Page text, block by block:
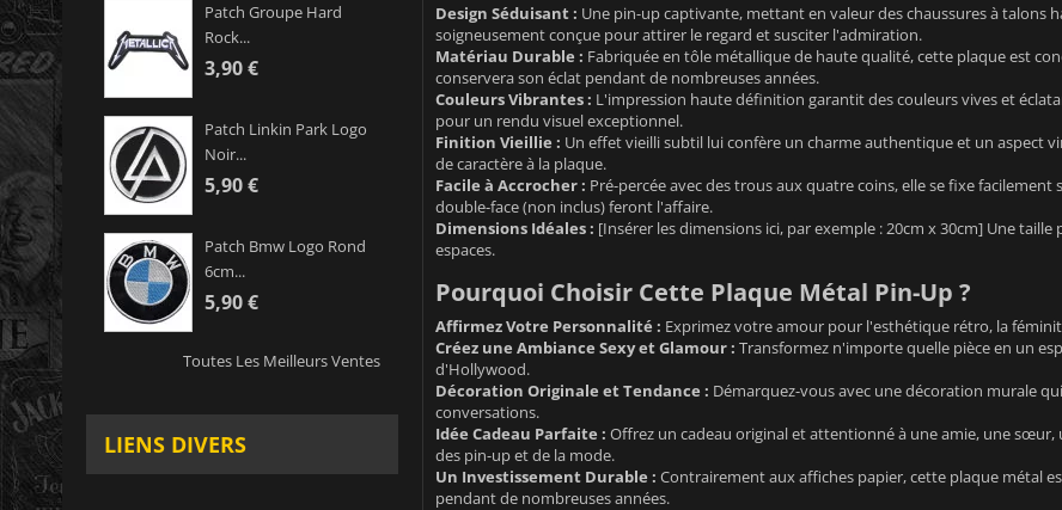
Patch Groupe Hard
Rock...
3,90 €
Patch Linkin Park Logo
Noir...
5,90 €
Patch Bmw Logo Rond
6cm...
5,90 €
Toutes Les Meilleurs Ventes
LIENS DIVERS
Design Séduisant : Une pin-up captivante, mettant en valeur des chaussures à talons
soigneusement conçue pour attirer le regard et susciter l'admiration.
Matériau Durable : Fabriquée en tôle métallique de haute qualité, cette plaque est
conservera son éclat pendant de nombreuses années.
Couleurs Vibrantes : L'impression haute définition garantit des couleurs vives et
pour un rendu visuel exceptionnel.
Finition Vieillie : Un effet vieilli subtil lui confère un charme authentique et un aspect
de caractère à la plaque.
Facile à Accrocher : Pré-percée avec des trous aux quatre coins, elle se fixe
double-face (non inclus) feront l'affaire.
Dimensions Idéales : [Insérer les dimensions ici, par exemple : 20cm x 30cm] Une
espaces.
Pourquoi Choisir Cette Plaque Métal Pin-Up ?
Affirmez Votre Personnalité : Exprimez votre amour pour l'esthétique rétro, la
Créez une Ambiance Sexy et Glamour : Transformez n'importe quelle pièce en un
d'Hollywood.
Décoration Originale et Tendance : Démarquez-vous avec une décoration murale
conversations.
Idée Cadeau Parfaite : Offrez un cadeau original et attentionné à une amie, une
des pin-up et de la mode.
Un Investissement Durable : Contrairement aux affiches papier, cette plaque métal
pendant de nombreuses années.